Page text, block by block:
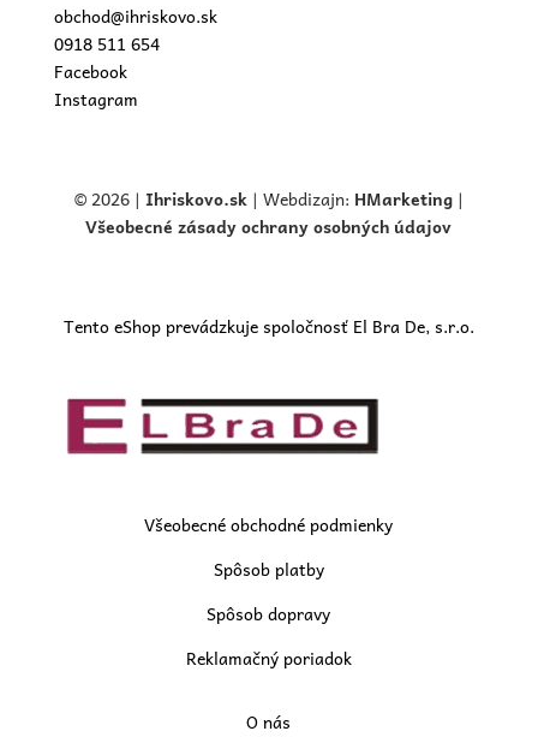
obchod@ihriskovo.sk
0918 511 654
Facebook
Instagram
© 2026 | Ihriskovo.sk| Webdizajn: HMarketing |
Všeobecné zásady ochrany osobných údajov
Tento eShop prevádzkuje spoločnosť El Bra De, s.r.o.
Všeobecné obchodné podmienky
Spôsob platby
Spôsob dopravy
Reklamačný poriadok
O nás